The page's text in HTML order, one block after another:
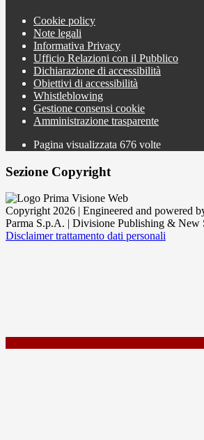
Cookie policy
Note legali
Informativa Privacy
Ufficio Relazioni con il Pubblico
Dichiarazione di accessibilità
Obiettivi di accessibilità
Whistleblowing
Gestione consensi cookie
Amministrazione trasparente
Pagina visualizzata 676 volte
Sezione Copyright
Copyright 2026 | Engineered and powered
Parma S.p.A. | Divisione Publishing & New
Disclaimer trattamento dati personali